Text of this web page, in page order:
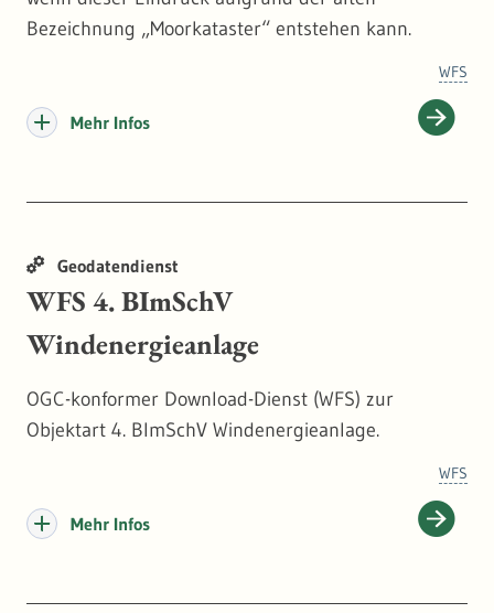
werden können. Zu den beanstandeten
Geometriefehlern gehören u.a.
doppelte Stützpunkte. Die LUBW kann daher keine
Garantie für die Vollständigkeit und Stabilität des
Bezeichnung „Moorkataster“ entstehen kann.
WFS
Mehr Infos
Geodatendienst
WFS 4. BImSchV
Windenergieanlage
OGC-konformer Download-Dienst (WFS) zur
Objektart 4. BImSchV Windenergieanlage.
WFS
Mehr Infos